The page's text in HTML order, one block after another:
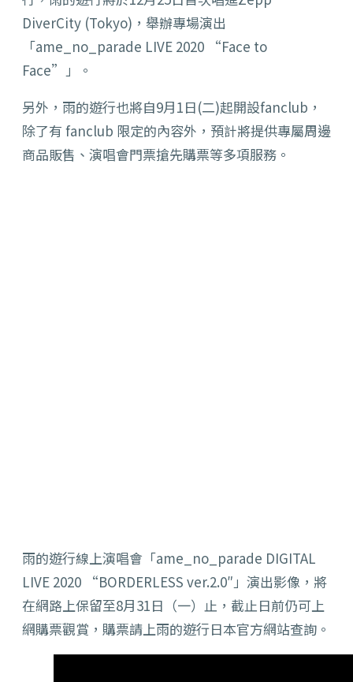
DiverCity (Tokyo)，舉辦專場演出
「ame_no_parade LIVE 2020 “Face to
Face”」。
另外，雨的遊行也將自9月1日(二)起開設fanclub，
除了有 fanclub 限定的內容外，預計將提供專屬周邊
商品販售、演唱會門票搶先購票等多項服務。
雨的遊行線上演唱會「ame_no_parade DIGITAL
LIVE 2020 “BORDERLESS ver.2.0″」演出影像，將
在網路上保留至8月31日（一）止，截止日前仍可上
網購票觀賞，購票請上雨的遊行日本官方網站查詢。